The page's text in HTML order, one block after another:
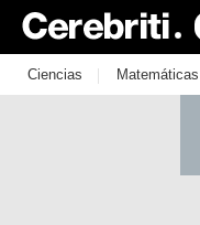
Ciencias | Matemáticas